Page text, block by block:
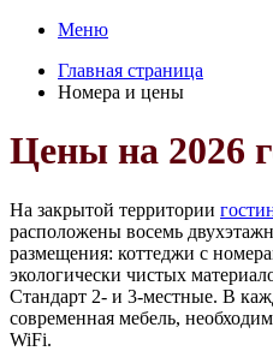
Меню
Главная страница
Номера и цены
Цены на 2026
На закрытой территории
расположены восемь
размещения: коттеджи с
экологически чистых
Стандарт 2- и 3-местные. В
современная мебель,
WiFi.